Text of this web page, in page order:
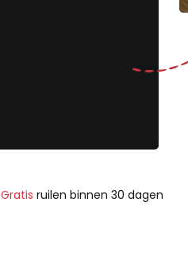
Gratis ruilen binnen 30 dagen